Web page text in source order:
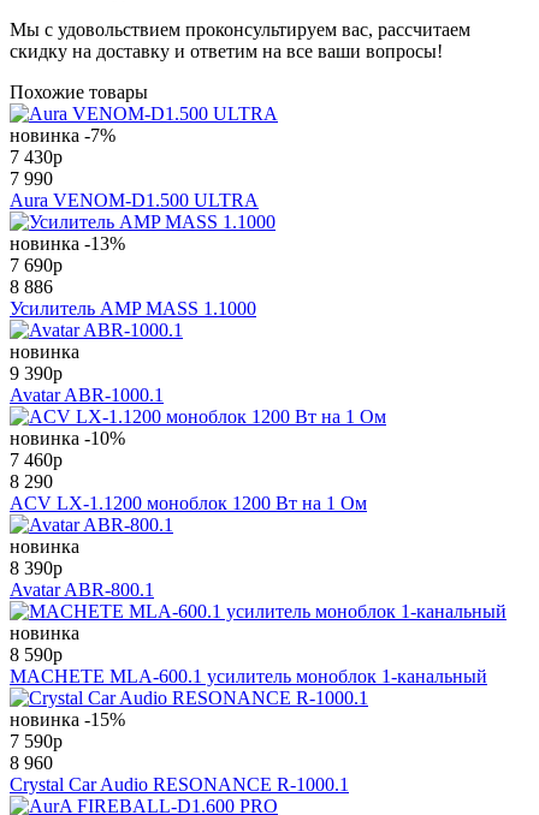
Мы с удовольствием проконсультируем вас, рассчитаем
скидку на доставку и ответим на все ваши вопросы!
Похожие товары
новинка -7%
7 430p
7 990
Aura VENOM-D1.500 ULTRA
новинка -13%
7 690p
8 886
Усилитель AMP MASS 1.1000
новинка
9 390p
Avatar ABR-1000.1
новинка -10%
7 460p
8 290
ACV LX-1.1200 моноблок 1200 Вт на 1 Ом
новинка
8 390p
Avatar ABR-800.1
новинка
8 590p
MACHETE MLA-600.1 усилитель моноблок 1-канальный
новинка -15%
7 590p
8 960
Crystal Car Audio RESONANCE R-1000.1